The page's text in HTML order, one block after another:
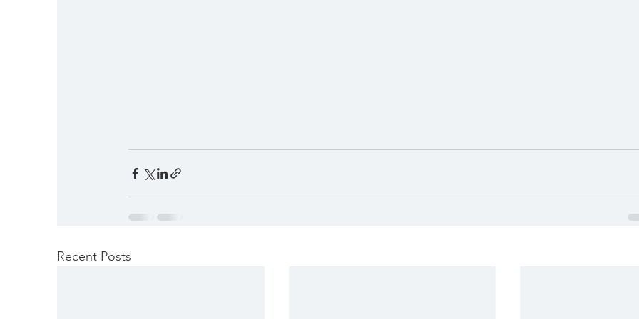
Recent Posts